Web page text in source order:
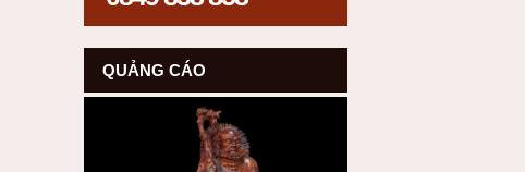
QUẢNG CÁO